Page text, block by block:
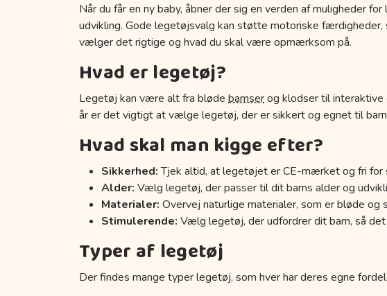
Når du får en ny baby, åbner der sig en verden af muligheder
udvikling. Gode legetøjsvalg kan støtte motoriske færdigheder,
vælger det rigtige og hvad du skal være opmærksom på.
Hvad er legetøj?
Legetøj kan være alt fra bløde bamserog klodser til interaktive
år er det vigtigt at vælge legetøj, der er sikkert og egnet til
Hvad skal man kigge efter?
Sikkerhed:Tjek altid, at legetøjet er CE-mærket og fri for
Alder: Vælg legetøj, der passer til dit barns alder og
Materialer: Overvej naturlige materialer, som er bløde og
Stimulerende: Vælg legetøj, der udfordrer dit barn, så
Typer af legetøj
Der findes mange typer legetøj, som hver har deres egne